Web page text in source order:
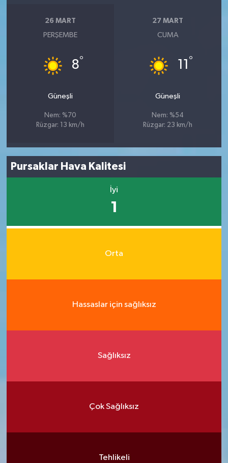
26 MART
PERŞEMBE
8°
Güneşli
Nem: %70
Rüzgar: 13 km/h
27 MART
CUMA
11 °
Güneşli
Nem: %54
Rüzgar: 23 km/h
Pursaklar Hava Kalitesi
İyi
1
Orta
Hassaslar için sağlıksız
Sağlıksız
Çok Sağlıksız
Tehlikeli